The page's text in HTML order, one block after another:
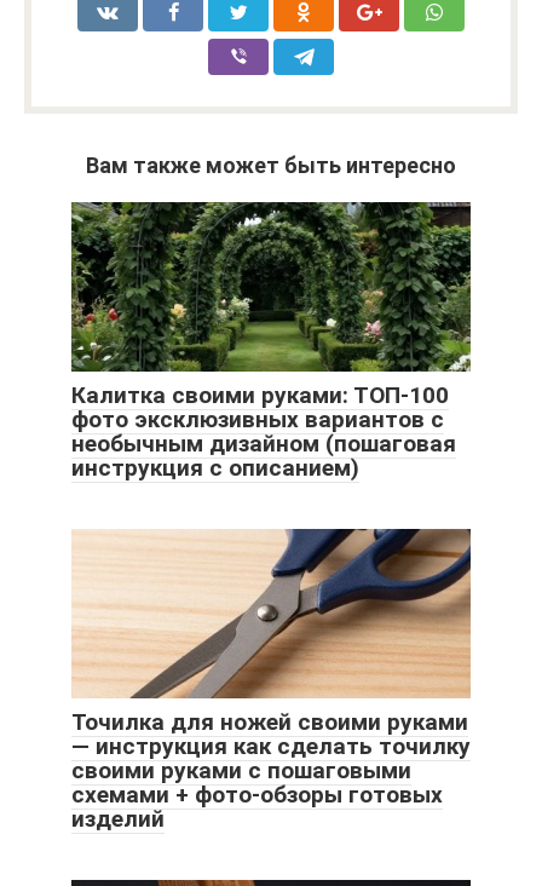
Вам также может быть интересно
Калитка своими руками: ТОП-100
фото эксклюзивных вариантов с
необычным дизайном (пошаговая
инструкция с описанием)
Точилка для ножей своими руками
— инструкция как сделать точилку
своими руками с пошаговыми
схемами + фото-обзоры готовых
изделий